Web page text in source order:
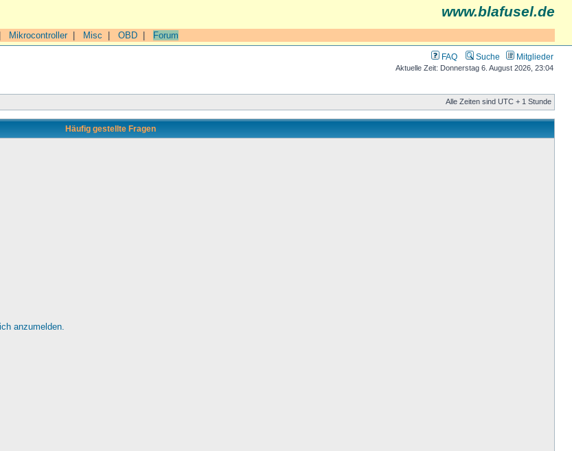
www.blafusel.de
Mikrocontroller| Misc OBD Forum
FAQ Suche Mitglieder
Aktuelle Zeit: Donnerstag 6. August 2026, 23:04
Alle Zeiten sind UTC + 1 Stunde
Häufig gestellte Fragen
anzumelden.